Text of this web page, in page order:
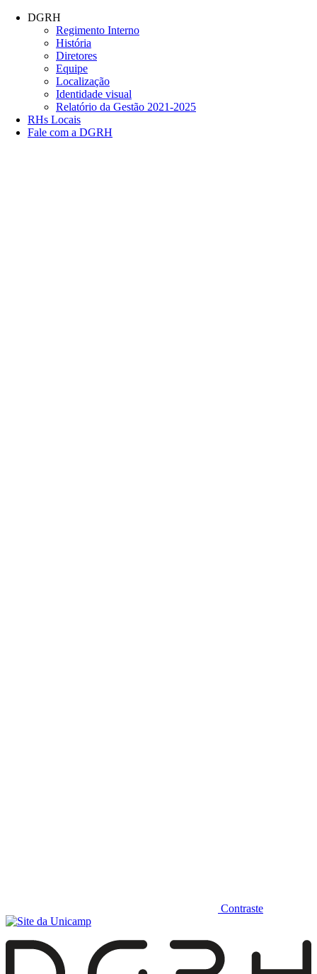
Conteúdo principal
DGRH
Regimento Interno
História
Diretores
Equipe
Localização
Identidade visual
Relatório da Gestão 2021-2025
RHs Locais
Fale com a DGRH
Contraste